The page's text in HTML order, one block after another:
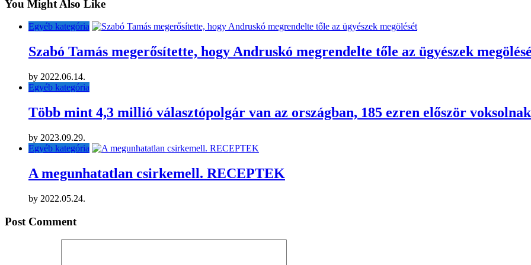
You Might Also Like
Egyéb kategória
Szabó Tamás megerősítette, hogy Andruskó megrendelte tőle az ügyészek
by 2022.06.14.
Egyéb kategória
Több mint 4,3 millió választópolgár van az országban, 185 ezren először voksolnak
by 2023.09.29.
Egyéb kategória
A megunhatatlan csirkemell. RECEPTEK
by 2022.05.24.
Post Comment